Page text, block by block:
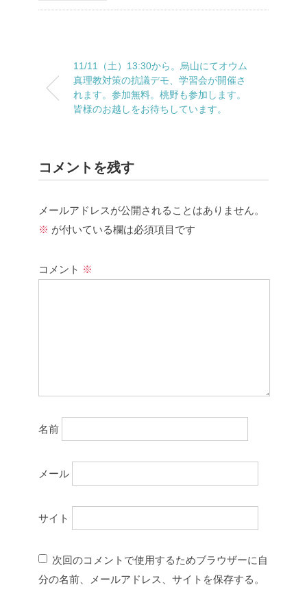
11/11（土）13:30から。烏山にてオウム
真理教対策の抗議デモ、学習会が開催さ
れます。参加無料。桃野も参加します。
皆様のお越しをお待ちしています。
コメントを残す
メールアドレスが公開されることはありません。
※ が付いている欄は必須項目です
コメント ※
名前
メール
サイト
次回のコメントで使用するためブラウザーに自
分の名前、メールアドレス、サイトを保存する。